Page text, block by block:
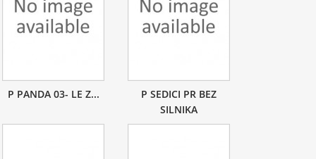
P PANDA 03- LE Z...
P SEDICI PR BEZ
SILNIKA